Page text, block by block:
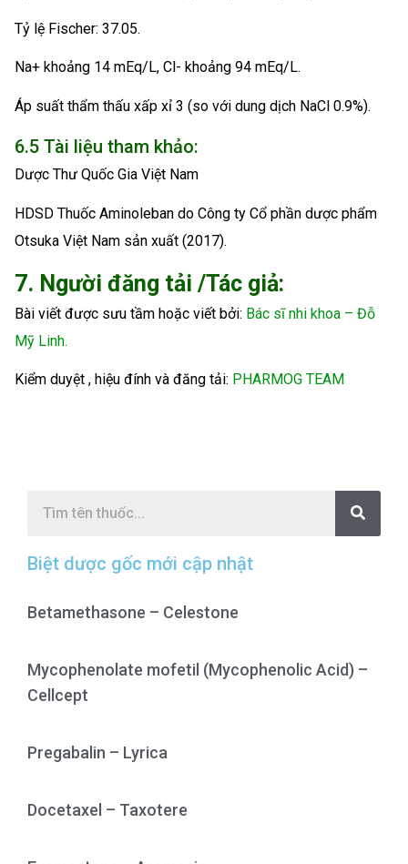
Tỷ lệ Fischer: 37.05.
Na+ khoảng 14 mEq/L, Cl- khoảng 94 mEq/L.
Áp suất thẩm thấu xấp xỉ 3 (so với dung dịch NaCl 0.9%).
6.5 Tài liệu tham khảo:
Dược Thư Quốc Gia Việt Nam
HDSD Thuốc Aminoleban do Công ty Cổ phần dược phẩm
Otsuka Việt Nam sản xuất (2017).
7. Người đăng tải /Tác giả:
Bài viết được sưu tầm hoặc viết bởi: Bác sĩ nhi khoa – Đỗ
Mỹ Linh.
Kiểm duyệt , hiệu đính và đăng tải: PHARMOG TEAM
S
a
r
Biệt dược gốc mới cập nhật
Betamethasone – Celestone
Mycophenolate mofetil (Mycophenolic Acid) –
Cellcept
Pregabalin – Lyrica
Docetaxel – Taxotere